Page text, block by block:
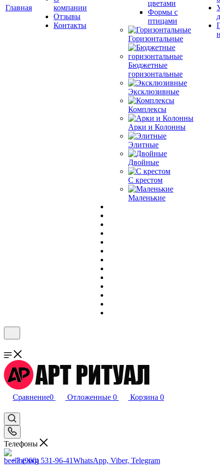
Главная
компании
Отзывы
Контакты
цветами
Формы с
птицами
Горизонтальные
Бюджетные
горизонтальные
Эксклюзивные
Комплексы
Арки и Колонны
Элитные
Двойные
С крестом
Маленькие
Сравнение0 Отложенные 0 Корзина 0
Телефоны
+7 (960) 531-96-41WhatsApp, Viber, Telegram